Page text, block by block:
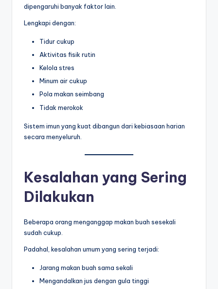
dipengaruhi banyak faktor lain.
Lengkapi dengan:
Tidur cukup
Aktivitas fisik rutin
Kelola stres
Minum air cukup
Pola makan seimbang
Tidak merokok
Sistem imun yang kuat dibangun dari kebiasaan harian
secara menyeluruh.
Kesalahan yang Sering
Dilakukan
Beberapa orang menganggap makan buah sesekali
sudah cukup.
Padahal, kesalahan umum yang sering terjadi:
Jarang makan buah sama sekali
Mengandalkan jus dengan gula tinggi